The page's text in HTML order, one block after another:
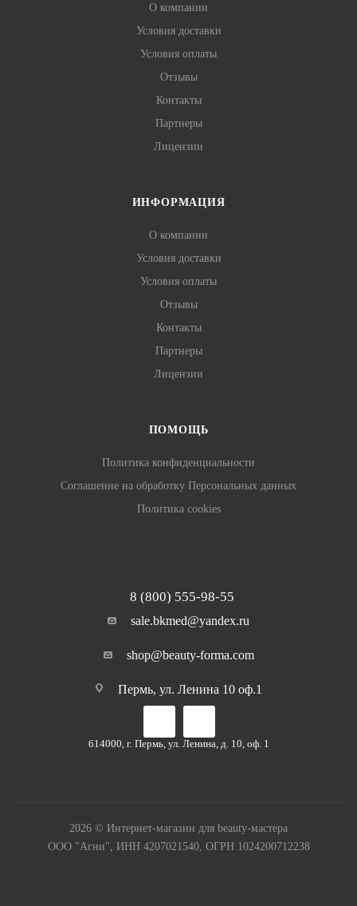
О компании
Условия доставки
Условия оплаты
Отзывы
Контакты
Партнеры
Лицензии
ИНФОРМАЦИЯ
О компании
Условия доставки
Условия оплаты
Отзывы
Контакты
Партнеры
Лицензии
ПОМОЩЬ
Политика конфиденциальности
Соглашение на обработку Персональных данных
Политика cookies
8 (800) 555-98-55
sale.bkmed@yandex.ru
shop@beauty-forma.com
Пермь, ул. Ленина 10 оф.1
614000, г. Пермь, ул. Ленина, д. 10, оф. 1
2026 © Интернет-магазин для beauty-мастера
ООО "Агни", ИНН 4207021540, ОГРН 1024200712238